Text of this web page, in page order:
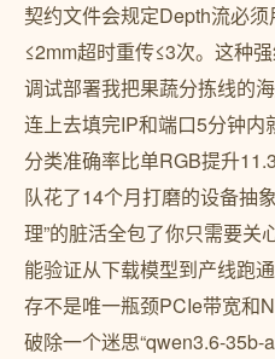
契约文件会规定Depth流必
≤2mm超时重传≤3次。这种
调试部署我把果蔬分拣线的
连上去填完IP和端口5分钟内
分类准确率比单RGB提升
队花了14个月打磨的设备抽
理”的脏活全包了你只需要关
能验证从下载模型到产线跑
存不是唯一瓶颈PCIe带宽和
破除一个迷思“qwen3.6-35b-